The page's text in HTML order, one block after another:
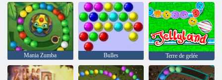
Mania Zumba Bulles Terre de gelée